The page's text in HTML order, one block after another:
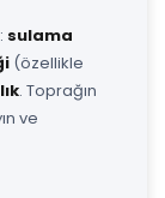
sulama
(özellikle
. Toprağın
ve